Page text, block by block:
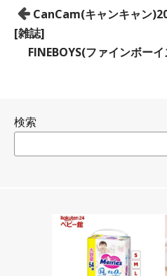
投
稿
ナ
シ
CanCam(キャンキャン
[雑誌]
FINEBOYS(ファインボー
検索